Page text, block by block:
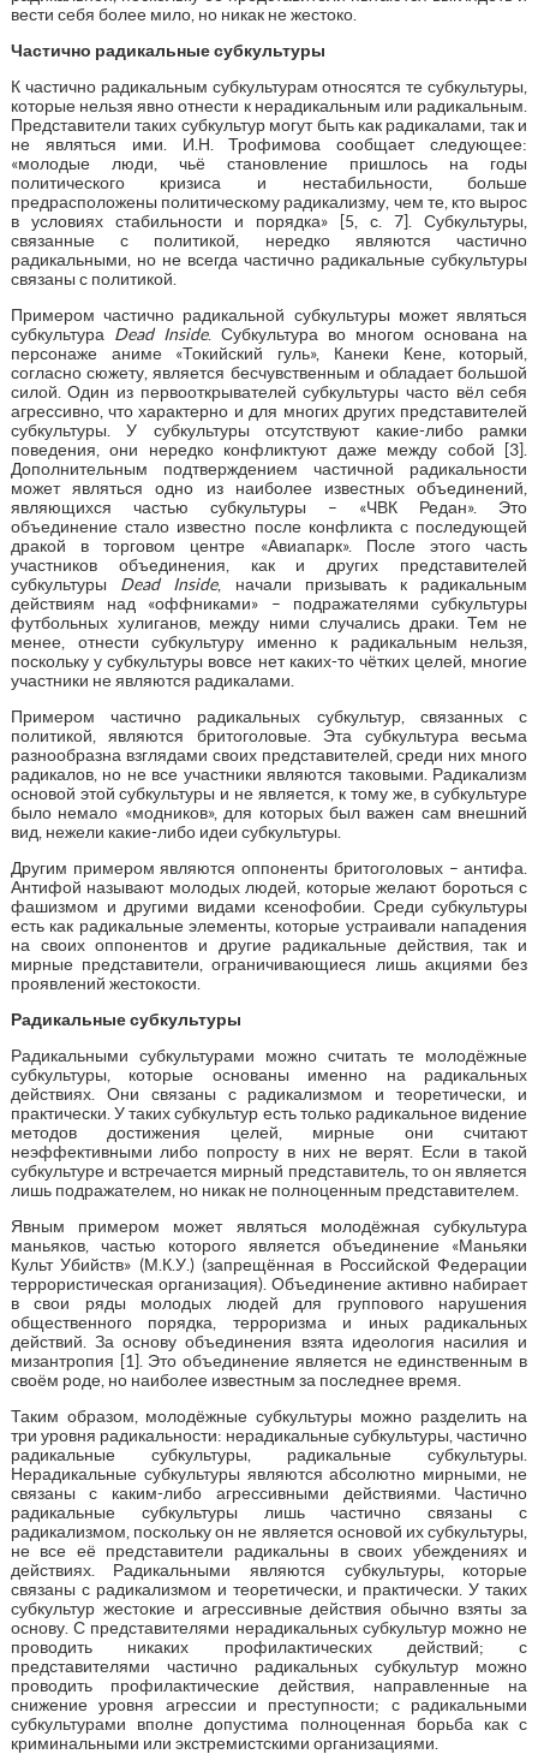
вести себя более мило, но никак не жестоко.
Частично радикальные субкультуры
К частично радикальным субкультурам относятся те субкультуры,
которые нельзя явно отнести к нерадикальным или радикальным.
Представители таких субкультур могут быть как радикалами, так и
не являться ими. И.Н. Трофимова сообщает следующее:
«молодые люди, чьё становление пришлось на годы
политического кризиса и нестабильности, больше
предрасположены политическому радикализму, чем те, кто вырос
в условиях стабильности и порядка» [5, с. 7]. Субкультуры,
связанные с политикой, нередко являются частично
радикальными, но не всегда частично радикальные субкультуры
связаны с политикой.
Примером частично радикальной субкультуры может являться
субкультура Dead Inside. Субкультура во многом основана на
персонаже аниме «Токийский гуль», Канеки Кене, который,
согласно сюжету, является бесчувственным и обладает большой
силой. Один из первооткрывателей субкультуры часто вёл себя
агрессивно, что характерно и для многих других представителей
субкультуры. У субкультуры отсутствуют какие-либо рамки
поведения, они нередко конфликтуют даже между собой [3].
Дополнительным подтверждением частичной радикальности
может являться одно из наиболее известных объединений,
являющихся частью субкультуры – «ЧВК Редан». Это
объединение стало известно после конфликта с последующей
дракой в торговом центре «Авиапарк». После этого часть
участников объединения, как и других представителей
субкультуры Dead Inside, начали призывать к радикальным
действиям над «оффниками» – подражателями субкультуры
футбольных хулиганов, между ними случались драки. Тем не
менее, отнести субкультуру именно к радикальным нельзя,
поскольку у субкультуры вовсе нет каких-то чётких целей, многие
участники не являются радикалами.
Примером частично радикальных субкультур, связанных с
политикой, являются бритоголовые. Эта субкультура весьма
разнообразна взглядами своих представителей, среди них много
радикалов, но не все участники являются таковыми. Радикализм
основой этой субкультуры и не является, к тому же, в субкультуре
было немало «модников», для которых был важен сам внешний
вид, нежели какие-либо идеи субкультуры.
Другим примером являются оппоненты бритоголовых – антифа.
Антифой называют молодых людей, которые желают бороться с
фашизмом и другими видами ксенофобии. Среди субкультуры
есть как радикальные элементы, которые устраивали нападения
на своих оппонентов и другие радикальные действия, так и
мирные представители, ограничивающиеся лишь акциями без
проявлений жестокости.
Радикальные субкультуры
Радикальными субкультурами можно считать те молодёжные
субкультуры, которые основаны именно на радикальных
действиях. Они связаны с радикализмом и теоретически, и
практически. У таких субкультур есть только радикальное видение
методов достижения целей, мирные они считают
неэффективными либо попросту в них не верят. Если в такой
субкультуре и встречается мирный представитель, то он является
лишь подражателем, но никак не полноценным представителем.
Явным примером может являться молодёжная субкультура
маньяков, частью которого является объединение «Маньяки
Культ Убийств» (М.К.У.) (запрещённая в Российской Федерации
террористическая организация). Объединение активно набирает
в свои ряды молодых людей для группового нарушения
общественного порядка, терроризма и иных радикальных
действий. За основу объединения взята идеология насилия и
мизантропия [1]. Это объединение является не единственным в
своём роде, но наиболее известным за последнее время.
Таким образом, молодёжные субкультуры можно разделить на
три уровня радикальности: нерадикальные субкультуры, частично
радикальные субкультуры, радикальные субкультуры.
Нерадикальные субкультуры являются абсолютно мирными, не
связаны с каким-либо агрессивными действиями. Частично
радикальные субкультуры лишь частично связаны с
радикализмом, поскольку он не является основой их субкультуры,
не все её представители радикальны в своих убеждениях и
действиях. Радикальными являются субкультуры, которые
связаны с радикализмом и теоретически, и практически. У таких
субкультур жестокие и агрессивные действия обычно взяты за
основу. С представителями нерадикальных субкультур можно не
проводить никаких профилактических действий; с
представителями частично радикальных субкультур можно
проводить профилактические действия, направленные на
снижение уровня агрессии и преступности; с радикальными
субкультурами вполне допустима полноценная борьба как с
криминальными или экстремистскими организациями.